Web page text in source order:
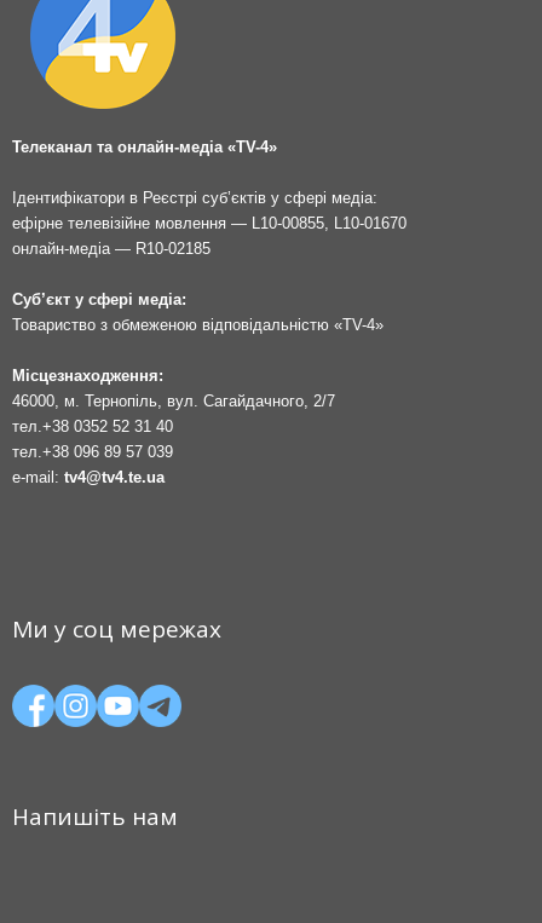
Телеканал та онлайн-медіа «TV-4»
Ідентифікатори в Реєстрі суб’єктів у сфері медіа:
ефірне телевізійне мовлення — L10-00855, L10-01670
онлайн-медіа — R10-02185
Суб’єкт у сфері медіа:
Товариство з обмеженою відповідальністю «TV-4»
Місцезнаходження:
46000, м. Тернопіль, вул. Сагайдачного, 2/7
тел.+38 0352 52 31 40
тел.+38 096 89 57 039
e-mail: tv4@tv4.te.ua
Ми у соц мережах
Напишіть нам